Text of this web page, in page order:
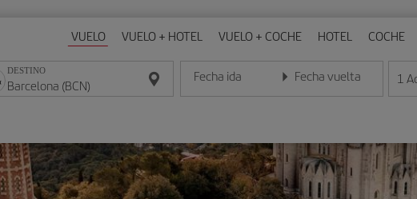
VUELO VUELO + HOTEL VUELO + COCHE HOTEL COCHE
DESTINO Fecha ida
Introduce la fecha en formato día/mes/año
Fecha vuelta
Introduce la fecha en 1